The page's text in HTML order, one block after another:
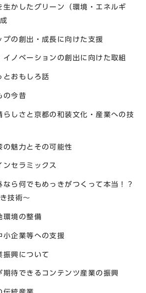
かしたグリーン（環境・エネルギ
の創出・成長に向けた支援
ノベーションの創出に向けた取組
おもしろ話
今昔
しさと京都の和装文化・産業への技
魅力とその可能性
セラミックス
ら何でもめっきがつくって本当！？
技術～
境の整備
企業等への支援
興について
待できるコンテンツ産業の振興